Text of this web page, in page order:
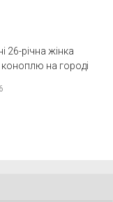
26-річна жінка
на городі